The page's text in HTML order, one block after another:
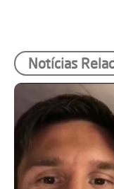
Notícias